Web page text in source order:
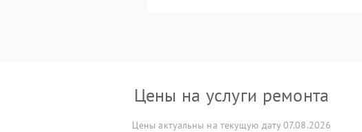
Цены на услуги ремонта
Цены актуальны на текущую дату 07.08.2026